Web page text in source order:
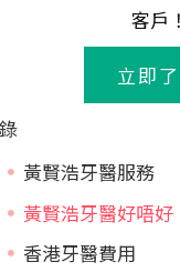
客戶！
立即
黃賢浩牙醫服務
黃賢浩牙醫好唔好
香港牙醫費用